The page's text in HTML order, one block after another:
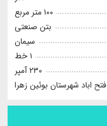
۱۰۰ متر مربع
بتن صنعتی
سيمان
۱ خط
۲۳۰ آمپر
فتح اباد شهرستان بوئین زهرا